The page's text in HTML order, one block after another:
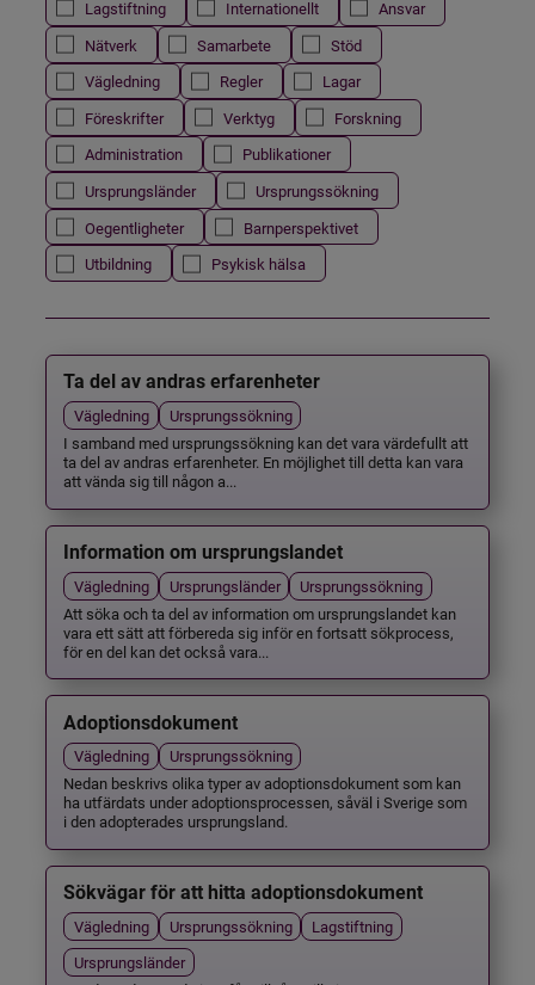
Lagstiftning
Internationellt
Ansvar
Nätverk
Samarbete
Stöd
Vägledning
Regler
Lagar
Föreskrifter
Verktyg
Forskning
Administration
Publikationer
Ursprungsländer
Ursprungssökning
Oegentligheter
Barnperspektivet
Utbildning
Psykisk hälsa
Ta del av andras erfarenheter
Vägledning
Ursprungssökning
I samband med ursprungssökning kan det vara värdefullt att
ta del av andras erfarenheter. En möjlighet till detta kan vara
att vända sig till någon a...
Information om ursprungslandet
Vägledning Ursprungsländer
Ursprungssökning
Att söka och ta del av information om ursprungslandet kan
vara ett sätt att förbereda sig inför en fortsatt sökprocess,
för en del kan det också vara...
Adoptionsdokument
Vägledning
Ursprungssökning
Nedan beskrivs olika typer av adoptionsdokument som kan
ha utfärdats under adoptionsprocessen, såväl i Sverige som
i den adopterades ursprungsland.
Sökvägar för att hitta adoptionsdokument
Vägledning Ursprungssökning
Lagstiftning
Ursprungsländer